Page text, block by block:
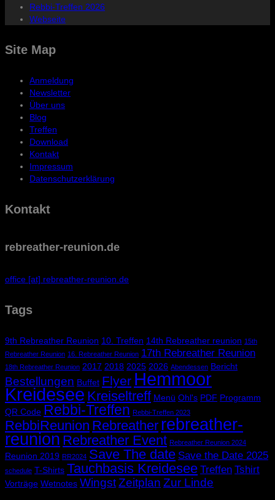
Rebbi-Treffen 2026
Webseite
Site Map
Anmeldung
Newsletter
Über uns
Blog
Treffen
Download
Kontakt
Impressum
Datenschutzerklärung
Kontakt
rebreather-reunion.de
office [at] rebreather-reunion.de
Tags
9th Rebreather Reunion 10. Treffen 14th Rebreather reunion 15th
Rebreather Reunion 16. Rebreather Reunion 17th Rebreather Reunion
18th Rebreather Reunion 2017 2018 2025 2026 Abendessen Bericht
Bestellungen Buffet Flyer Hemmoor
Kreidesee Kreiseltreff Menü Ohl's PDF Programm
QR Code Rebbi-Treffen Rebbi-Treffen 2023
RebbiReunion Rebreather rebreather-
reunion Rebreather Event Rebreather Reunion 2024
Reunion 2019 RR2024 Save The date Save the Date 2025
schedule T-Shirts Tauchbasis Kreidesee Treffen Tshirt
Vorträge Wetnotes WingstZeitplan Zur Linde